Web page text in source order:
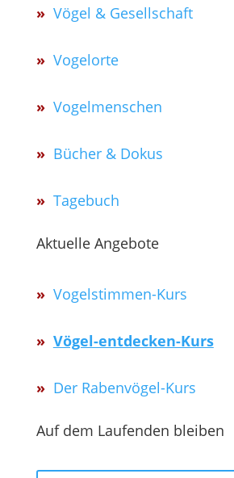
» Vögel & Gesellschaft
» Vogelorte
» Vogelmenschen
» Bücher & Dokus
» Tagebuch
Aktuelle Angebote
» Vogelstimmen-Kurs
» Vögel-entdecken-Kurs
» Der Rabenvögel-Kurs
Auf dem Laufenden bleiben